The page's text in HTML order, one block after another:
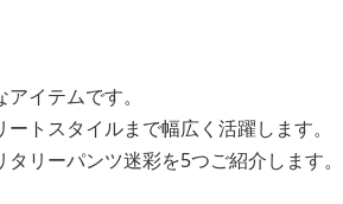
イテムです。
トスタイルまで幅広く活躍します。
リーパンツ迷彩を5つご紹介します。